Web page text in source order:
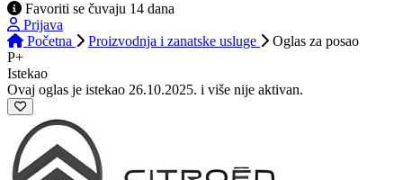
Favoriti se čuvaju 14 dana
Prijava
Početna
Proizvodnja i zanatske usluge Oglas za posao
P+
Istekao
Ovaj oglas je istekao 26.10.2025. i više nije aktivan.